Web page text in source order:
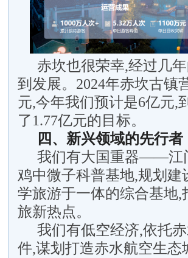
赤坎也很荣幸,经过几
到发展。2024年赤坎古镇
元,今年我们预计是6亿元,
了1.77亿元的目标。
四、新兴领域的先行者
我们有大国重器——江
鸡中微子科普基地,规划
学旅游于一体的综合基地
旅新热点。
我们有低空经济,依托
件,谋划打造赤水航空生